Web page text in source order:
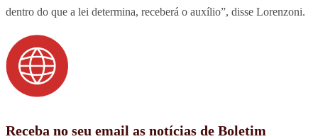
dentro do que a lei determina, receberá o auxílio”, disse Lorenzoni.
Receba no seu email as notícias de Boletim